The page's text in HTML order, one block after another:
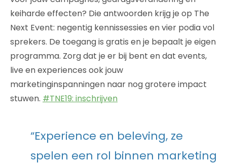
keiharde effecten? Die antwoorden krijg je op The
Next Event: negentig kennissessies en vier podia vol
sprekers. De toegang is gratis en je bepaalt je eigen
programma. Zorg dat je er bij bent en dat events,
live en experiences ook jouw
marketinginspanningen naar nog grotere impact
stuwen. #TNE19: inschrijven
“Experience en beleving, ze
spelen een rol binnen marketing